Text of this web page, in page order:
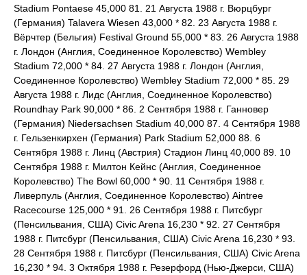
Stadium Pontaese 45,000 81. 21 Августа 1988 г. Вюрцбург
(Германия) Talavera Wiesen 43,000 * 82. 23 Августа 1988 г.
Вёрчтер (Бельгия) Festival Ground 55,000 * 83. 26 Августа 1988
г. Лондон (Англия, Соединенное Королевство) Wembley
Stadium 72,000 * 84. 27 Августа 1988 г. Лондон (Англия,
Соединенное Королевство) Wembley Stadium 72,000 * 85. 29
Августа 1988 г. Лидс (Англия, Соединенное Королевство)
Roundhay Park 90,000 * 86. 2 Сентября 1988 г. Ганновер
(Германия) Niedersachsen Stadium 40,000 87. 4 Сентября 1988
г. Гельзенкирхен (Германия) Park Stadium 52,000 88. 6
Сентября 1988 г. Линц (Австрия) Стадион Линц 40,000 89. 10
Сентября 1988 г. Милтон Кейнс (Англия, Соединенное
Королевство) The Bowl 60,000 * 90. 11 Сентября 1988 г.
Ливерпуль (Англия, Соединенное Королевство) Aintree
Racecourse 125,000 * 91. 26 Сентября 1988 г. Питсбург
(Пенсильвания, США) Civic Arena 16,230 * 92. 27 Сентября
1988 г. Питсбург (Пенсильвания, США) Civic Arena 16,230 * 93.
28 Сентября 1988 г. Питсбург (Пенсильвания, США) Civic Arena
16,230 * 94. 3 Октября 1988 г. Резерфорд (Нью-Джерси, США)